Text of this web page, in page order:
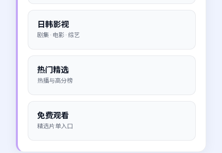
日韩影视
剧集 · 电影 · 综艺
热门精选
热播与高分榜
免费观看
精选片单入口